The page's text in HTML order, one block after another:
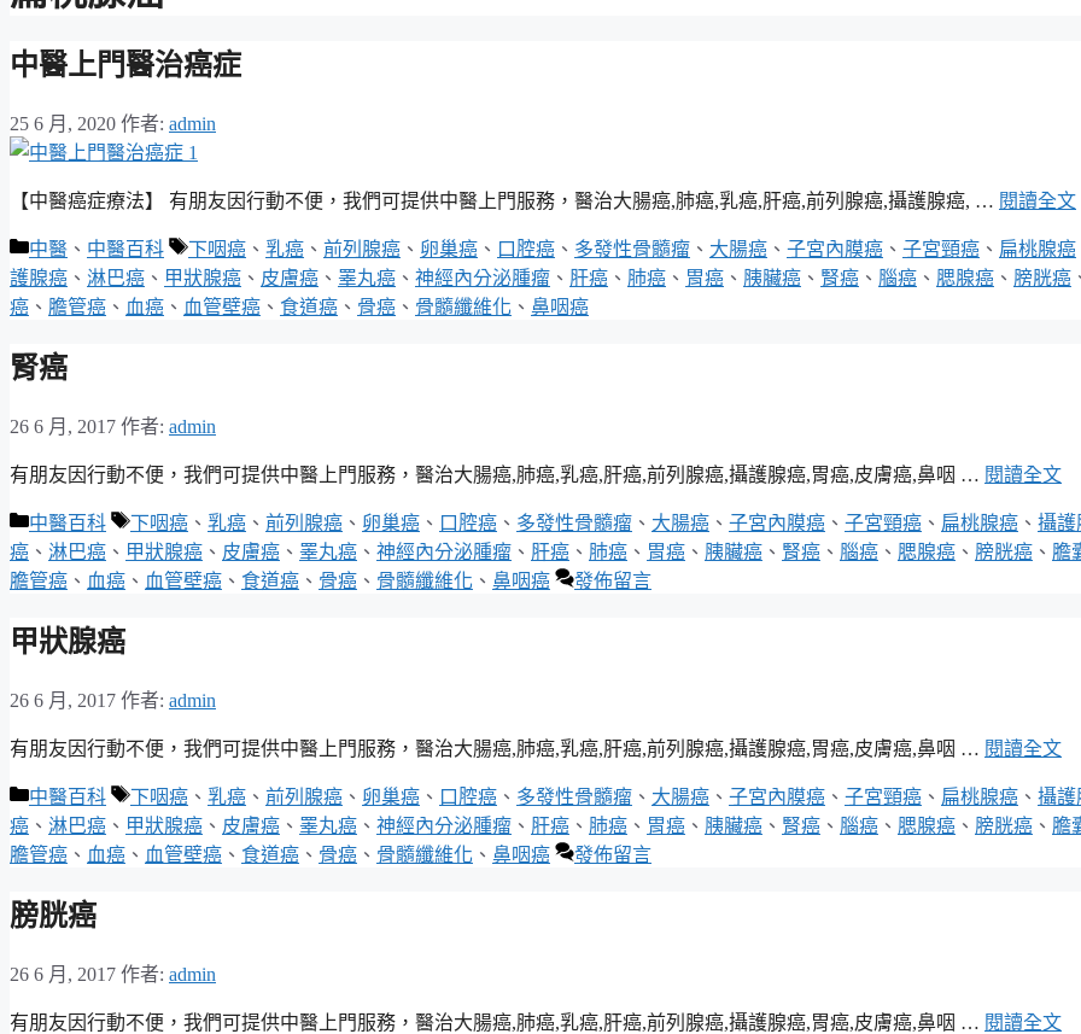
中醫上門醫治癌症
25 6 月, 2020 作者: admin
【中醫癌症療法】 有朋友因行動不便，我們可提供中醫上門服務，醫治大腸癌,肺癌,乳癌,肝癌,前列腺癌,攝護腺癌, … 閱讀全文
分
類
中醫 、 中醫百科
標
籤
下咽癌 、 乳癌 、 前列腺癌 、 卵巢癌 、 口腔癌 、 多發性骨髓瘤 、 大腸癌 、 子宮內膜癌 、 子宮頸癌 、 扁桃腺癌
護腺癌 、 淋巴癌 、 甲狀腺癌 、 皮膚癌 、 睪丸癌 、 神經內分泌腫瘤 、 肝癌 、 肺癌 、 胃癌 、 胰臟癌 、 腎癌 、 腦癌 、 腮腺癌 、 膀胱癌
癌 、 膽管癌 、 血癌 、 血管壁癌 、 食道癌 、 骨癌 、 骨髓纖維化 、 鼻咽癌
腎癌
26 6 月, 2017 作者: admin
有朋友因行動不便，我們可提供中醫上門服務，醫治大腸癌,肺癌,乳癌,肝癌,前列腺癌,攝護腺癌,胃癌,皮膚癌,鼻咽 … 閱讀全文
分
類
中醫百科
標
籤
下咽癌 、 乳癌 、 前列腺癌 、 卵巢癌 、 口腔癌 、 多發性骨髓瘤 、 大腸癌 、 子宮內膜癌 、 子宮頸癌 、 扁桃腺癌 、 攝護
癌 、 淋巴癌 、 甲狀腺癌 、 皮膚癌 、 睪丸癌 、 神經內分泌腫瘤 、 肝癌 、 肺癌 、 胃癌 、 胰臟癌 、 腎癌 、 腦癌 、 腮腺癌 、 膀胱癌 、 膽
膽管癌 、 血癌 、 血管壁癌 、 食道癌 、 骨癌 、 骨髓纖維化 、 鼻咽癌 發佈留言
甲狀腺癌
26 6 月, 2017 作者: admin
有朋友因行動不便，我們可提供中醫上門服務，醫治大腸癌,肺癌,乳癌,肝癌,前列腺癌,攝護腺癌,胃癌,皮膚癌,鼻咽 … 閱讀全文
分
類
中醫百科
標
籤
下咽癌 、 乳癌 、 前列腺癌 、 卵巢癌 、 口腔癌 、 多發性骨髓瘤 、 大腸癌 、 子宮內膜癌 、 子宮頸癌 、 扁桃腺癌 、 攝護
癌 、 淋巴癌 、 甲狀腺癌 、 皮膚癌 、 睪丸癌 、 神經內分泌腫瘤 、 肝癌 、 肺癌 、 胃癌 、 胰臟癌 、 腎癌 、 腦癌 、 腮腺癌 、 膀胱癌 、 膽
膽管癌 、 血癌 、 血管壁癌 、 食道癌 、 骨癌 、 骨髓纖維化 、 鼻咽癌 發佈留言
膀胱癌
26 6 月, 2017 作者: admin
有朋友因行動不便，我們可提供中醫上門服務，醫治大腸癌,肺癌,乳癌,肝癌,前列腺癌,攝護腺癌,胃癌,皮膚癌,鼻咽 … 閱讀全文